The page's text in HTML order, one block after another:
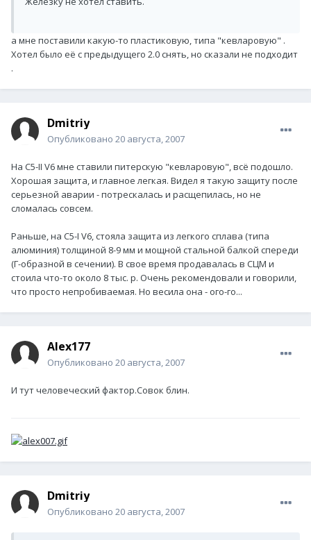
а мне поставили какую-то пластиковую, типа "кевларовую" .
Хотел было её с предыдущего 2.0 снять, но сказали не подходит
.
Dmitriy
Опубликовано 20 августа, 2007
На С5-II V6 мне ставили питерскую "кевларовую", всё подошло.
Хорошая защита, и главное легкая. Видел я такую защиту после
серьезной аварии - потрескалась и расщепилась, но не
сломалась совсем.
Раньше, на С5-I V6, стояла защита из легкого сплава (типа
алюминия) толщиной 8-9 мм и мощной стальной балкой спереди
(Г-образной в сечении). В свое время продавалась в СЦМ и
стоила что-то около 8 тыс. р. Очень рекомендовали и говорили,
что просто непробиваемая. Но весила она - ого-го...
Alex177
Опубликовано 20 августа, 2007
И тут человеческий фактор.Совок блин.
Dmitriy
Опубликовано 20 августа, 2007